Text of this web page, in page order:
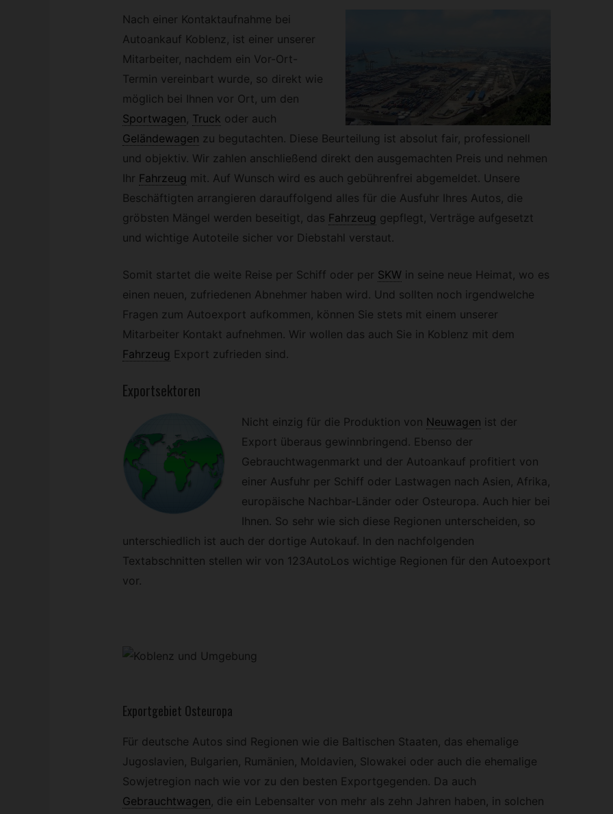
Nach einer Kontaktaufnahme bei
Autoankauf Koblenz, ist einer unserer
Mitarbeiter, nachdem ein Vor-Ort-
Termin vereinbart wurde, so direkt wie
möglich bei Ihnen vor Ort, um den
Sportwagen Truck oder auch
Geländewagen zu begutachten. Diese Beurteilung ist absolut fair, professionell
und objektiv. Wir zahlen anschließend direkt den ausgemachten Preis und nehmen
Ihr Fahrzeug mit. Auf Wunsch wird es auch gebührenfrei abgemeldet. Unsere
Beschäftigten arrangieren darauffolgend alles für die Ausfuhr Ihres Autos, die
gröbsten Mängel werden beseitigt, das Fahrzeug gepflegt, Verträge aufgesetzt
und wichtige Autoteile sicher vor Diebstahl verstaut.
Somit startet die weite Reise per Schiff oder per SKW in seine neue Heimat, wo es
einen neuen, zufriedenen Abnehmer haben wird. Und sollten noch irgendwelche
Fragen zum Autoexport aufkommen, können Sie stets mit einem unserer
Mitarbeiter Kontakt aufnehmen. Wir wollen das auch Sie in Koblenz mit dem
Fahrzeug Export zufrieden sind.
Exportsektoren
Nicht einzig für die Produktion von Neuwagen ist der
Export überaus gewinnbringend. Ebenso der
Gebrauchtwagenmarkt und der Autoankauf profitiert von
einer Ausfuhr per Schiff oder Lastwagen nach Asien, Afrika,
europäische Nachbar-Länder oder Osteuropa. Auch hier bei
Ihnen. So sehr wie sich diese Regionen unterscheiden, so
unterschiedlich ist auch der dortige Autokauf. In den nachfolgenden
Textabschnitten stellen wir von 123AutoLos wichtige Regionen für den Autoexport
vor.
Exportgebiet Osteuropa
Für deutsche Autos sind Regionen wie die Baltischen Staaten, das ehemalige
Jugoslavien, Bulgarien, Rumänien, Moldavien, Slowakei oder auch die ehemalige
Sowjetregion nach wie vor zu den besten Exportgegenden. Da auch
Gebrauchtwagen die ein Lebensalter von mehr als zehn Jahren haben, in solchen